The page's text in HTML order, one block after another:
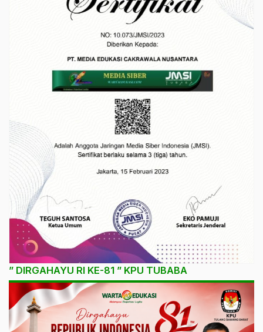
” DIRGAHAYU RI KE-81 ” KPU TUBABA